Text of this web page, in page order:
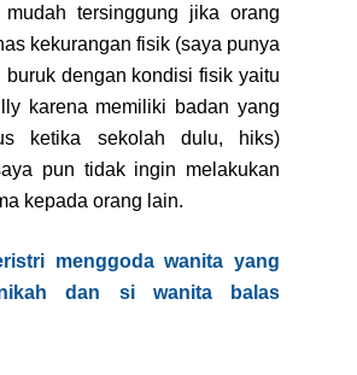
tersinggung jika orang
kekurangan fisik (saya punya
buruk dengan kondisi fisik yaitu
karena memiliki badan yang
ketika sekolah dulu, hiks)
pun tidak ingin melakukan
kepada orang lain.
menggoda wanita yang
dan si wanita balas